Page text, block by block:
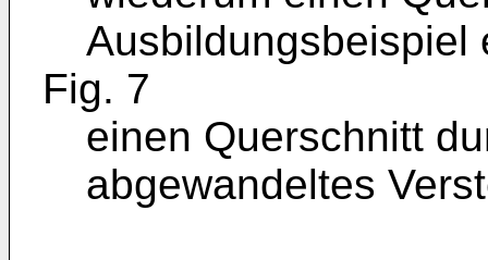
Ausbildungsbeispiel
Fig. 7
einen Querschnitt
abgewandeltes